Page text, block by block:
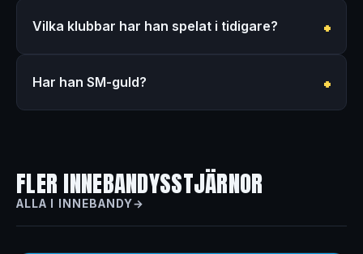
Vilka klubbar har han spelat i tidigare?
Har han SM-guld?
FLER INNEBANDYSSTJÄRNOR
ALLA I INNEBANDY